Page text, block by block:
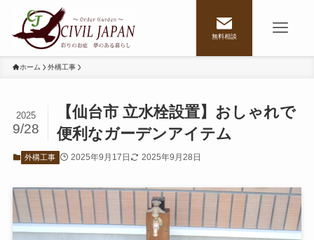
無料相談
ホーム 外構工事
【仙台市 立水栓設置】おしゃれで
便利なガーデンアイテム
2025
9/28
外構工事 2025年9月17日 2025年9月28日